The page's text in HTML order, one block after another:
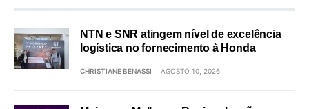
NTN e SNR atingem nível de excelência
logística no fornecimento à Honda
CHRISTIANE BENASSI AGOSTO 10, 2026